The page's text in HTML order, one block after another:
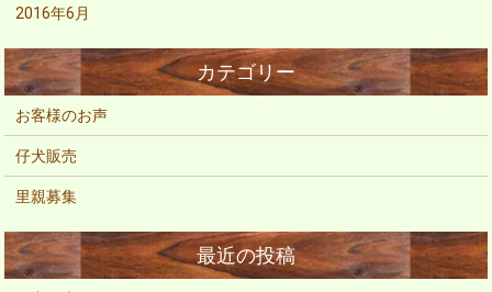
2016年6月
お客様のお声
仔犬販売
里親募集